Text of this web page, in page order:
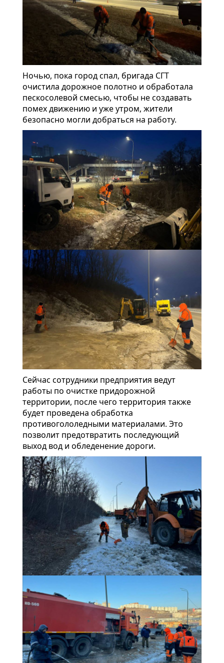
Ночью, пока город спал, бригада СГТ
очистила дорожное полотно и обработала
пескосолевой смесью, чтобы не создавать
помех движению и уже утром, жители
безопасно могли добраться на работу.
Сейчас сотрудники предприятия ведут
работы по очистке придорожной
территории, после чего территория также
будет проведена обработка
противогололедными материалами. Это
позволит предотвратить последующий
выход вод и обледенение дороги.